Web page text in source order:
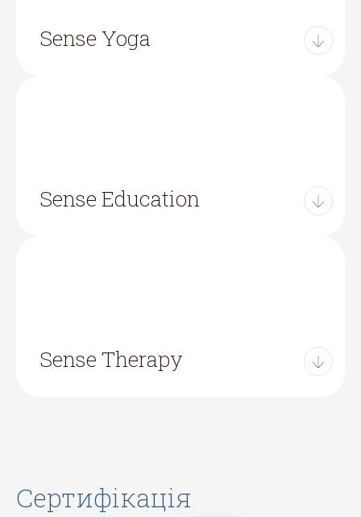
Sense Yoga
Sense Education
Sense Therapy
Сертифікація